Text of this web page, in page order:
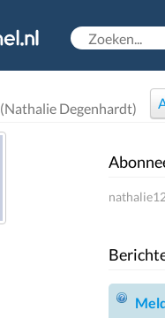
(Nathalie Degenhardt)